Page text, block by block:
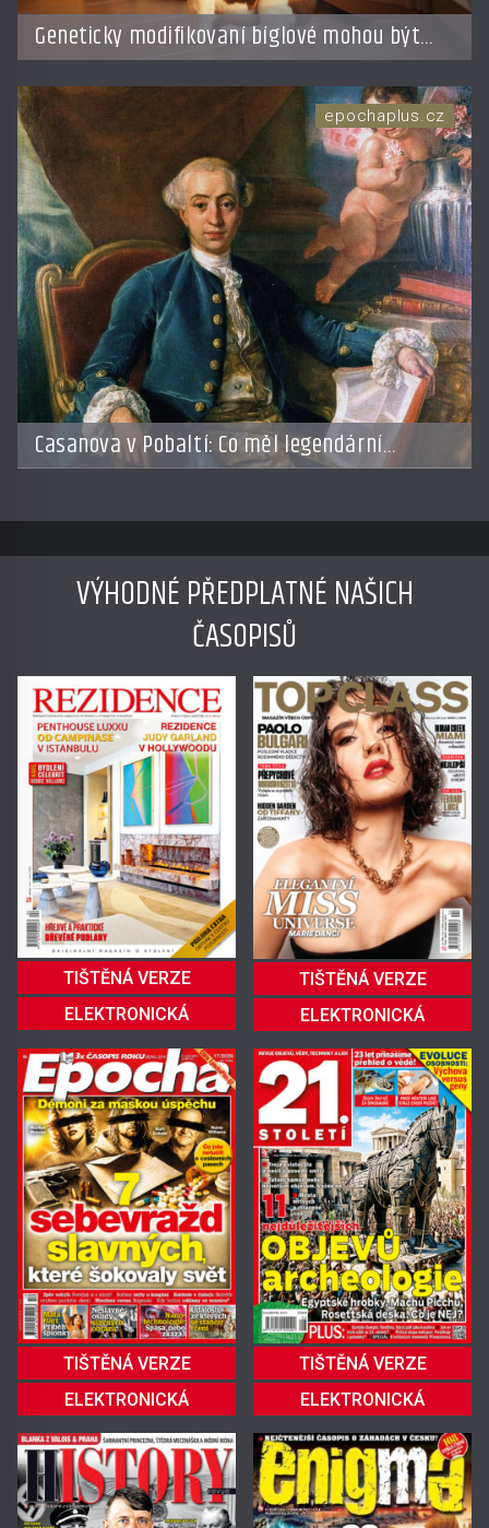
Geneticky modifikovaní bíglové mohou být
nadějí pro alergiky
Casanova v Pobaltí: Co měl legendární
svůdník společného se svobodnými zednáři?
epochaplus.cz
VÝHODNÉ PŘEDPLATNÉ NAŠICH
ČASOPISŮ
TIŠTĚNÁ VERZE
ELEKTRONICKÁ
TIŠTĚNÁ VERZE
ELEKTRONICKÁ
TIŠTĚNÁ VERZE
ELEKTRONICKÁ
TIŠTĚNÁ VERZE
ELEKTRONICKÁ